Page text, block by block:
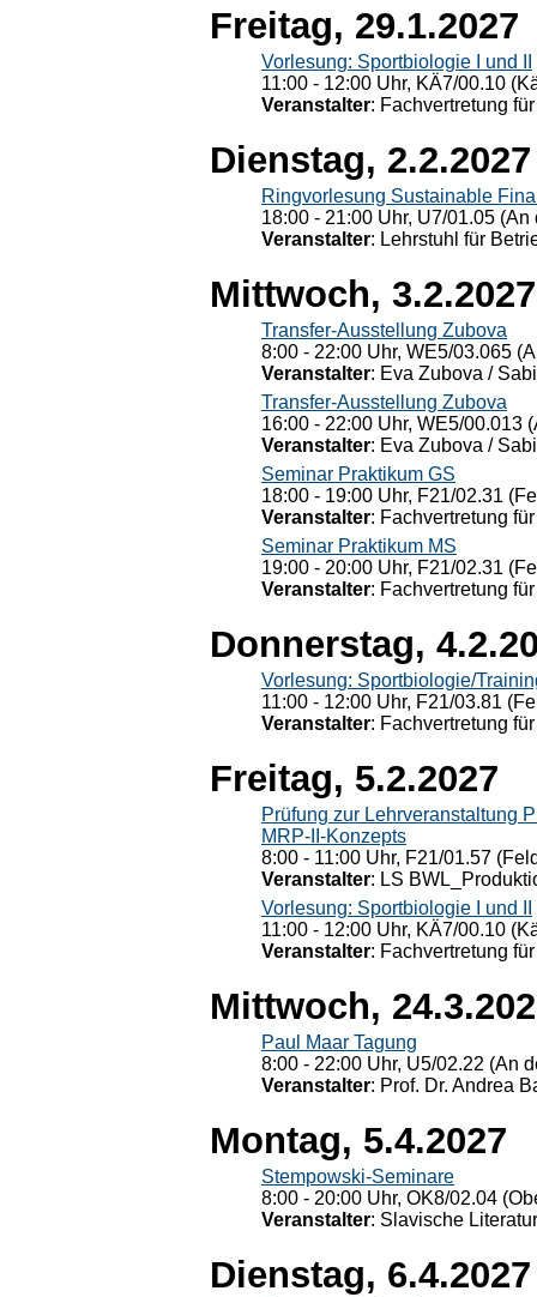
Freitag, 29.1.2027
Vorlesung: Sportbiologie I und II
11:00 - 12:00 Uhr, KÄ7/00.10
Veranstalter: Fachvertretung
Dienstag, 2.2.2027
Ringvorlesung Sustainable
18:00 - 21:00 Uhr, U7/01.05
Veranstalter: Lehrstuhl für
Mittwoch, 3.2.2027
Transfer-Ausstellung Zubova
8:00 - 22:00 Uhr, WE5/03.065
Veranstalter: Eva Zubova /
Transfer-Ausstellung Zubova
16:00 - 22:00 Uhr, WE5/00.013
Veranstalter: Eva Zubova /
Seminar Praktikum GS
18:00 - 19:00 Uhr, F21/02.31
Veranstalter: Fachvertretung
Seminar Praktikum MS
19:00 - 20:00 Uhr, F21/02.31
Veranstalter: Fachvertretung
Donnerstag,
Vorlesung: Sportbiologie/
11:00 - 12:00 Uhr, F21/03.81
Veranstalter: Fachvertretung
Freitag, 5.2.2027
Prüfung zur Lehrveranstaltung
MRP-II-Konzepts
8:00 - 11:00 Uhr, F21/01.57
Veranstalter: LS
Vorlesung: Sportbiologie I und II
11:00 - 12:00 Uhr, KÄ7/00.10
Veranstalter: Fachvertretung
Mittwoch,
Paul Maar Tagung
8:00 - 22:00 Uhr, U5/02.22 (An
Veranstalter: Prof. Dr. Andrea
Montag, 5.4.2027
Stempowski-Seminare
8:00 - 20:00 Uhr, OK8/02.04
Veranstalter: Slavische
Dienstag, 6.4.2027